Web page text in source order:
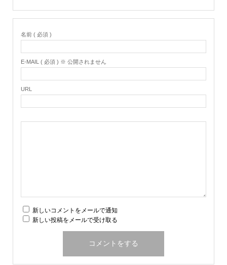
名前 ( 必須 )
E-MAIL ( 必須 ) ※ 公開されません
URL
新しいコメントをメールで通知
新しい投稿をメールで受け取る